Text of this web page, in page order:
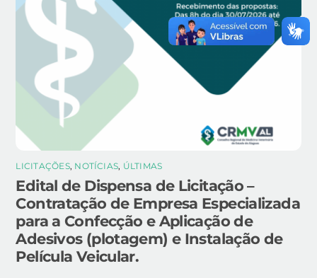
LICITAÇÕES, NOTÍCIAS, ÚLTIMAS
Edital de Dispensa de Licitação –
Contratação de Empresa Especializada
para a Confecção e Aplicação de
Adesivos (plotagem) e Instalação de
Película Veicular.